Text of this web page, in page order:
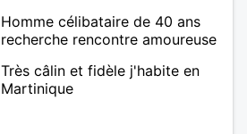
Homme célibataire de 40 ans
recherche rencontre amoureuse
Très câlin et fidèle j'habite en
Martinique